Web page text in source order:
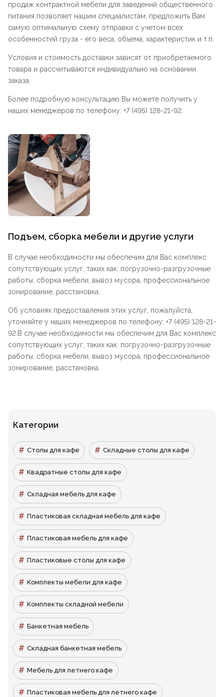
продаж контрактной мебели для заведений общественного
питания позволяет нашим специалистам, предложить Вам
самую оптимальную схему отправки с учетом всех
особенностей груза - его веса, объема, характеристик и т.п.
Условия и стоимость доставки зависят от приобретаемого
товара и рассчитываются индивидуально на основании
заказа.
Более подробную консультацию Вы можете получить у
наших менеджеров по телефону: +7 (495) 128-21-92.
Подъем, сборка мебели и другие услуги
В случае необходимости мы обеспечим для Вас комплекс
сопутствующих услуг, таких как: погрузочно-разгрузочные
работы, сборка мебели, вывоз мусора, профессиональное
зонирование, расстановка.
Об условиях предоставления этих услуг, пожалуйста,
уточняйте у наших менеджеров по телефону: +7 (495) 128-21-
92.В случае необходимости мы обеспечим для Вас комплекс
сопутствующих услуг, таких как: погрузочно-разгрузочные
работы, сборка мебели, вывоз мусора, профессиональное
зонирование, расстановка.
Категории
Столы для кафе Складные столы для кафе
Квадратные столы для кафе
Складная мебель для кафе
Пластиковая складная мебель для кафе
Пластиковая мебель для кафе
Пластиковые столы для кафе
Комплекты мебели для кафе
Комплекты складной мебели
Банкетная мебель
Складная банкетная мебель
Мебель для летнего кафе
Пластиковая мебель для летнего кафе